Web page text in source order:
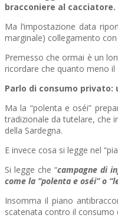
bracconiere al cacciatore.
Ma l’impostazione data
marginale) collegamento
Premesso che ormai è un
ricordare che quanto meno il
Parlo di consumo
Ma la “polenta e oséi”
tradizionale da tutelare, che
della Sardegna.
E invece cosa si legge nel
Si legge che “campagne di
come la “polenta e oséi” o
Insomma il piano
scatenata contro il consumo